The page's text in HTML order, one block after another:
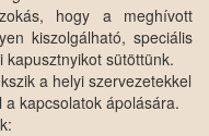
hogy a meghívott
kiszolgálható, speciális
sütöttünk.
a helyi szervezetekkel
kapcsolatok ápolására.